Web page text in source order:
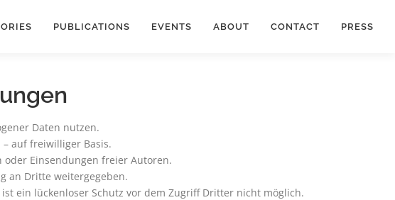
PUBLICATIONS EVENTS ABOUT CONTACT PRESS
Daten nutzen.
auf freiwilliger Basis.
Einsendungen freier Autoren.
an Dritte weitergegeben.
ein lückenloser Schutz vor dem Zugriff Dritter nicht möglich.